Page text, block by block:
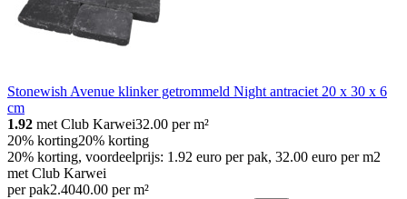
Stonewish Avenue klinker getrommeld Night antraciet 20 x 30 x 6
cm
1.92 met Club Karwei32.00 per m²
20% korting20% korting
20% korting, voordeelprijs: 1.92 euro per pak, 32.00 euro per m2
met Club Karwei
per pak2.4040.00 per m²